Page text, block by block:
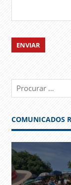
COMUNICADOS